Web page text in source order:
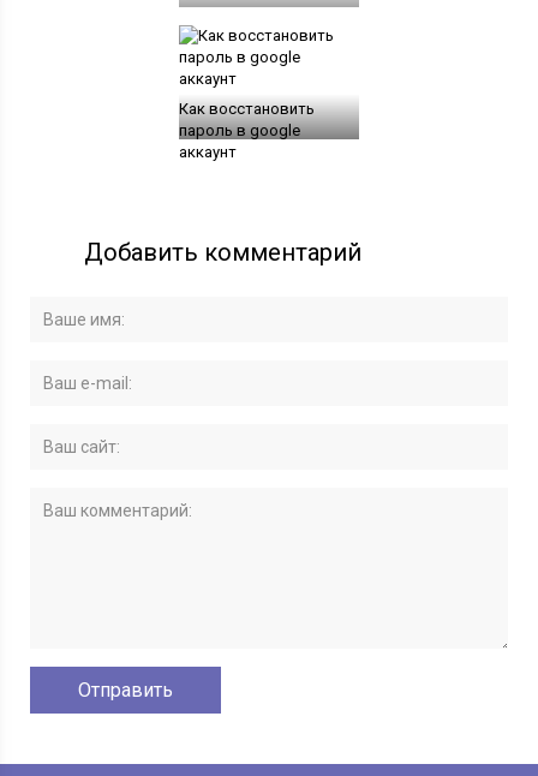
Как восстановить
пароль в google
аккаунт
Добавить комментарий